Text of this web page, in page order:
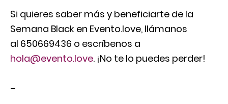
Si quieres saber más y beneficiarte de la
Semana Black en Evento.love, llámanos
al 650669436 o escríbenos a
hola@evento.love. ¡No te lo puedes perder!
–